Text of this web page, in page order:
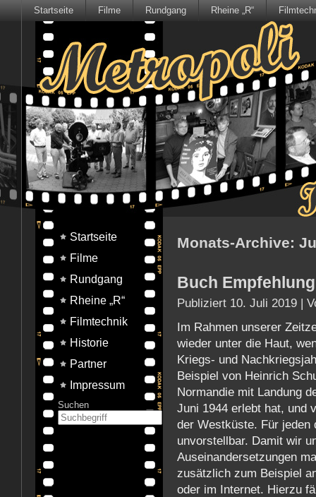
Startseite Filme Rundgang Rheine „R“
Startseite
Filme
Rundgang
Rheine „R“
Filmtechnik
Historie
Partner
Impressum
Suchen
Monats-Archive:
Buch
Publiziert 10. Juli 2019 |
Im Rahmen unserer
wieder unter die Haut,
Kriegs- und
Beispiel von Heinrich
Normandie mit Landung
Juni 1944 erlebt hat, und
der Westküste. Für jeden
unvorstellbar. Damit wir
Auseinandersetzungen
zusätzlich zum Beispiel
oder im Internet. Hierzu